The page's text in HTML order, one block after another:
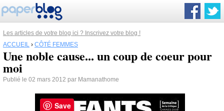
Les articles de votre blog ici ? Inscrivez votre blog !
ACCUEIL › CÔTÉ FEMMES
Une noble cause... un coup de coeur pour
moi
Publié le 02 mars 2012 par Mamanathome
Save